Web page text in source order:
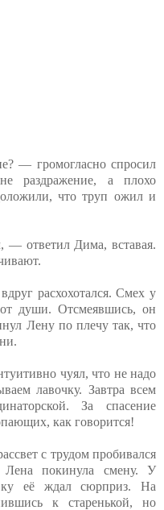
— громогласно спросил
раздражение, а плохо
что труп ожил и
— ответил Дима, вставая.
расхохотался. Смех у
души. Отсмеявшись, он
Лену по плечу так, что
чуял, что не надо
лавочку. Завтра всем
За спасение
как говорится!
с трудом пробивался
Лена покинула смену. У
её ждал сюрприз. На
к старенькой, но